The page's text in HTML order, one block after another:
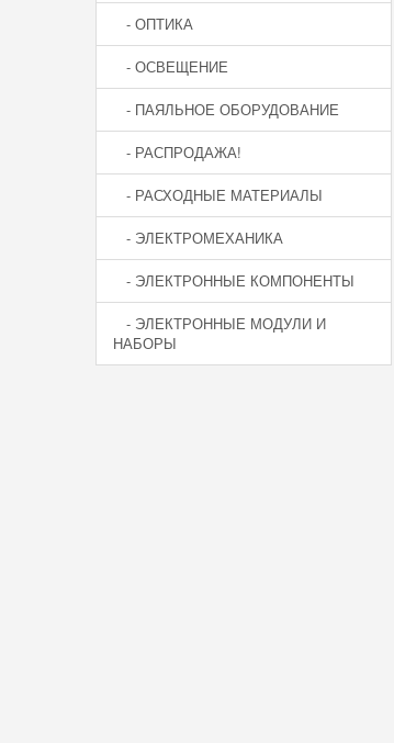
- ОПТИКА
- ОСВЕЩЕНИЕ
- ПАЯЛЬНОЕ ОБОРУДОВАНИЕ
- РАСПРОДАЖА!
- РАСХОДНЫЕ МАТЕРИАЛЫ
- ЭЛЕКТРОМЕХАНИКА
- ЭЛЕКТРОННЫЕ КОМПОНЕНТЫ
- ЭЛЕКТРОННЫЕ МОДУЛИ И
НАБОРЫ